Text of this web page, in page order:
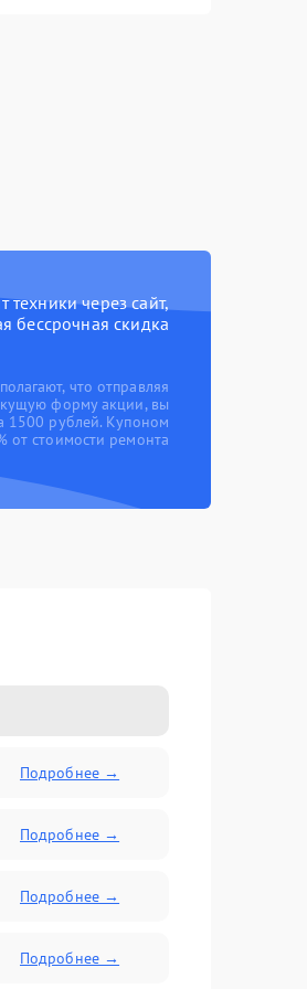
через сайт,
бессрочная скидка
что отправляя
форму акции, вы
1500 рублей. Купоном
от стоимости ремонта
Подробнее →
Подробнее →
Подробнее →
Подробнее →